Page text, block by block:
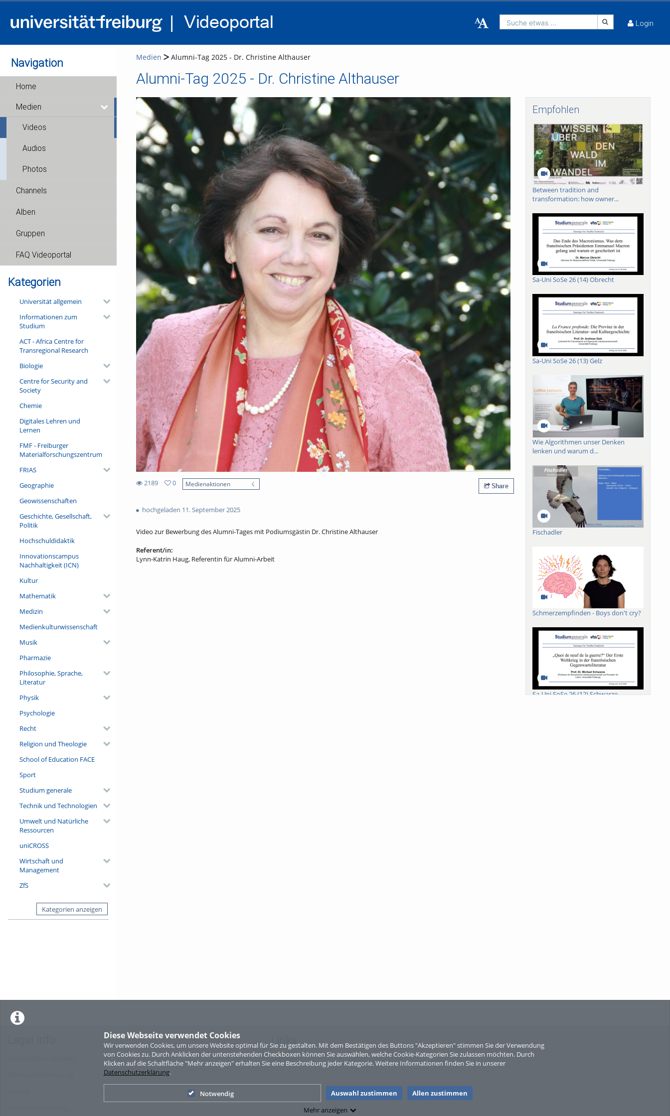
Diese Webseite verwendet Cookies
Wir verwenden Cookies, um unsere Website optimal für Sie zu gestalten. Mit dem Bestätigen des Buttons "Akzeptieren" stimmen Sie der Verwendung
von Cookies zu. Durch Anklicken der untenstehenden Checkboxen können Sie auswählen, welche Cookie-Kategorien Sie zulassen möchten. Durch
Klicken auf die Schaltfläche "Mehr anzeigen" erhalten Sie eine Beschreibung jeder Kategorie. Weitere Informationen finden Sie in unserer
Datenschutzerklärung.
Notwendig Auswahl zustimmen
Allen zustimmen
Mehr anzeigen
Suche etwas ... Login
Navigation
Home
Medien
Videos
Audios
Photos
Channels
Alben
Gruppen
FAQ Videoportal
Kategorien
Universität allgemein
Informationen zum
Studium
ACT - Africa Centre for
Transregional Research
Biologie
Centre for Security and
Society
Chemie
Digitales Lehren und
Lernen
FMF - Freiburger
Materialforschungszentrum
FRIAS
Geographie
Geowissenschaften
Geschichte, Gesellschaft,
Politik
Hochschuldidaktik
Innovationscampus
Nachhaltigkeit (ICN)
Kultur
Mathematik
Medizin
Medienkulturwissenschaft
Musik
Pharmazie
Philosophie, Sprache,
Literatur
Physik
Psychologie
Recht
Religion und Theologie
School of Education FACE
Sport
Studium generale
Technik und Technologien
Umwelt und Natürliche
Ressourcen
uniCROSS
Wirtschaft und
Management
ZfS
Kategorien anzeigen
Medien Alumni-Tag 2025 - Dr. Christine Althauser
Alumni-Tag 2025 - Dr. Christine Althauser
2189
views
0
Medienaktionen Share
hochgeladen 11. September 2025
Video zur Bewerbung des Alumni-Tages mit Podiumsgästin Dr. Christine Althauser
Referent/in:
Lynn-Katrin Haug, Referentin für Alumni-Arbeit
Empfohlen
Between tradition and
transformation: how owner...
Sa-Uni SoSe 26 (14) Obrecht
Sa-Uni SoSe 26 (13) Gelz
Wie Algorithmen unser Denken
lenken und warum d...
Fischadler
Schmerzempfinden - Boys don't cry?
Sa-Uni SoSe 26 (12) Schwarze
Sperber
Links
Sitemap